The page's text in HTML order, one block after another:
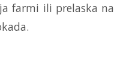
farmi ili prelaska na